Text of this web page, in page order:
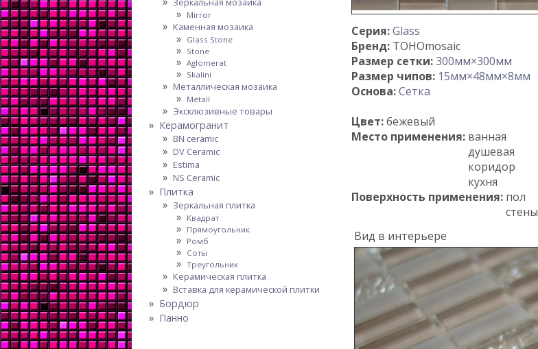
Серия:Glass
Бренд: TOHOmosaic
Размер сетки:300мм×300мм
Размер чипов: 15мм×48мм×8мм
Основа:Сетка
Цвет:бежевый
Место применения: ванная
душевая
коридор
кухня
Поверхность применения: пол
стены
Вид в интерьере
Mirror
Каменная мозаика
Glass Stone
Stone
Aglomerat
Skalini
Металлическая мозаика
Metall
Эксклюзивные товары
Керамогранит
BN ceramic
DV Ceramic
Estima
NS Ceramic
Плитка
Зеркальная плитка
Квадрат
Прямоугольник
Ромб
Соты
Треугольник
Керамическая плитка
Вставка для керамической плитки
Бордюр
Панно